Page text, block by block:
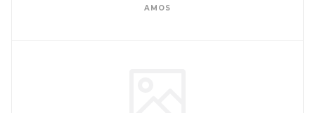
AMOS